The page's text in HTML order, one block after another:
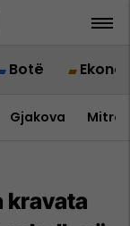
Botë
Gjakova
kravata